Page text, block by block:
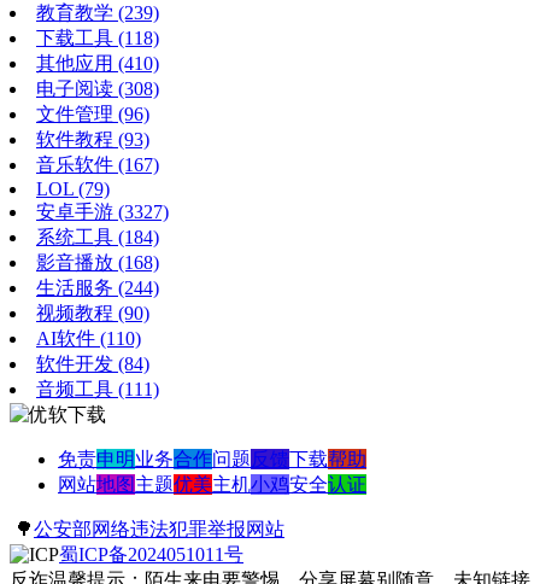
教育教学 (239)
下载工具 (118)
其他应用 (410)
电子阅读 (308)
文件管理 (96)
软件教程 (93)
音乐软件 (167)
LOL (79)
安卓手游 (3327)
系统工具 (184)
影音播放 (168)
生活服务 (244)
视频教程 (90)
AI软件 (110)
软件开发 (84)
音频工具 (111)
免责申明业务合作问题反馈下载帮助
网站地图 主题优美主机小鸡安全认证
🌳公安部网络违法犯罪举报网站
蜀ICP备2024051011号
反诈温馨提示：陌生来电要警惕，分享屏幕别随意，未知链接